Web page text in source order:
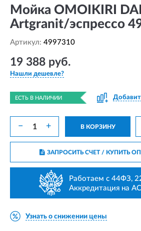
Мойка OMOIKIRI
Artgranit/эспрессо
Артикул: 4997310
19 388 руб.
Нашли дешевле?
ЕСТЬ В НАЛИЧИИ
− + В КОРЗИНУ
ЗАПРОСИТЬ СЧЕТ / КУПИТЬ
Работаем с 44ФЗ,
Аккредитация на
Узнать о снижении цены